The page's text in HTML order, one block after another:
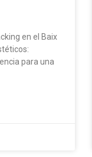
en el Baix
para una